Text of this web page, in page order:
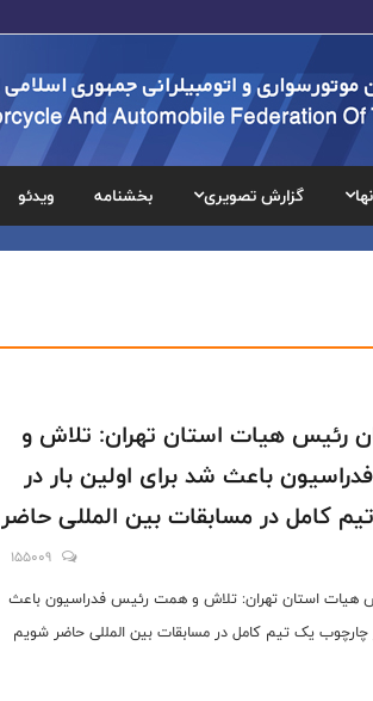
گزارش تصویری بخشنامه ویدئو
رئیس هیات استان تهران: تلاش و
باعث شد برای اولین بار در
کامل در مسابقات بین المللی حاضر
155009
هیات استان تهران: تلاش و همت رئیس فدراسیون باعث
چارچوب یک تیم کامل در مسابقات بین المللی حاضر شویم